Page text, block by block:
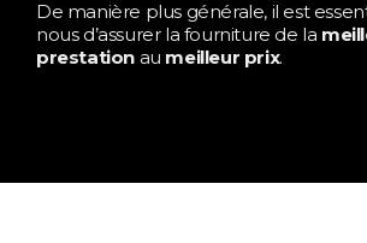
De manière plus générale, il est
nous d’assurer la fourniture de la
prestation au meilleur prix.